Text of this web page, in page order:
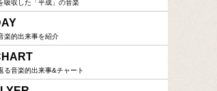
吸収した「平成」の音楽
楽的出来事を紹介
る音楽的出来事&チャート